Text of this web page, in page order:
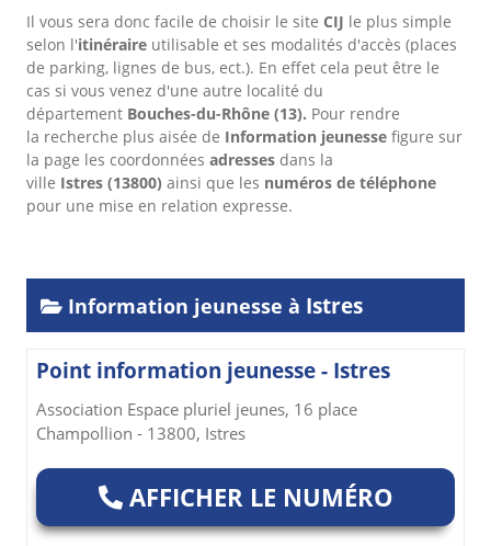
Il vous sera donc facile de choisir le site CIJ le plus simple
selon l'itinéraire utilisable et ses modalités d'accès (places
de parking, lignes de bus, ect.). En effet cela peut être le
cas si vous venez d'une autre localité du
département Bouches-du-Rhône (13). Pour rendre
la recherche plus aisée de Information jeunesse figure sur
la page les coordonnées adresses dans la
ville Istres (13800) ainsi que les numéros de téléphone
pour une mise en relation expresse.
Information jeunesse à Istres
Point information jeunesse - Istres
Association Espace pluriel jeunes, 16 place
Champollion - 13800, Istres
AFFICHER LE NUMÉRO